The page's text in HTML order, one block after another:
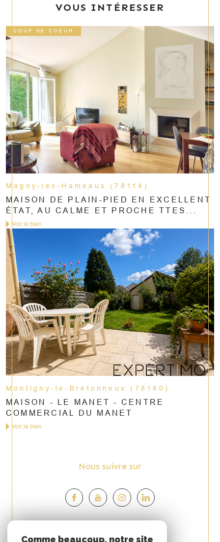
VOUS INTÉRESSER
COUP DE COEUR
Magny-les-Hameaux (78114)
MAISON DE PLAIN-PIED EN EXCELLENT
ÉTAT, AU CALME ET PROCHE TTES...
Voir le bien
Montigny-le-Bretonneux (78180)
MAISON - LE MANET - CENTRE
COMMERCIAL DU MANET
Voir le bien
Nous suivre sur
Espace
Comme beaucoup, notre site